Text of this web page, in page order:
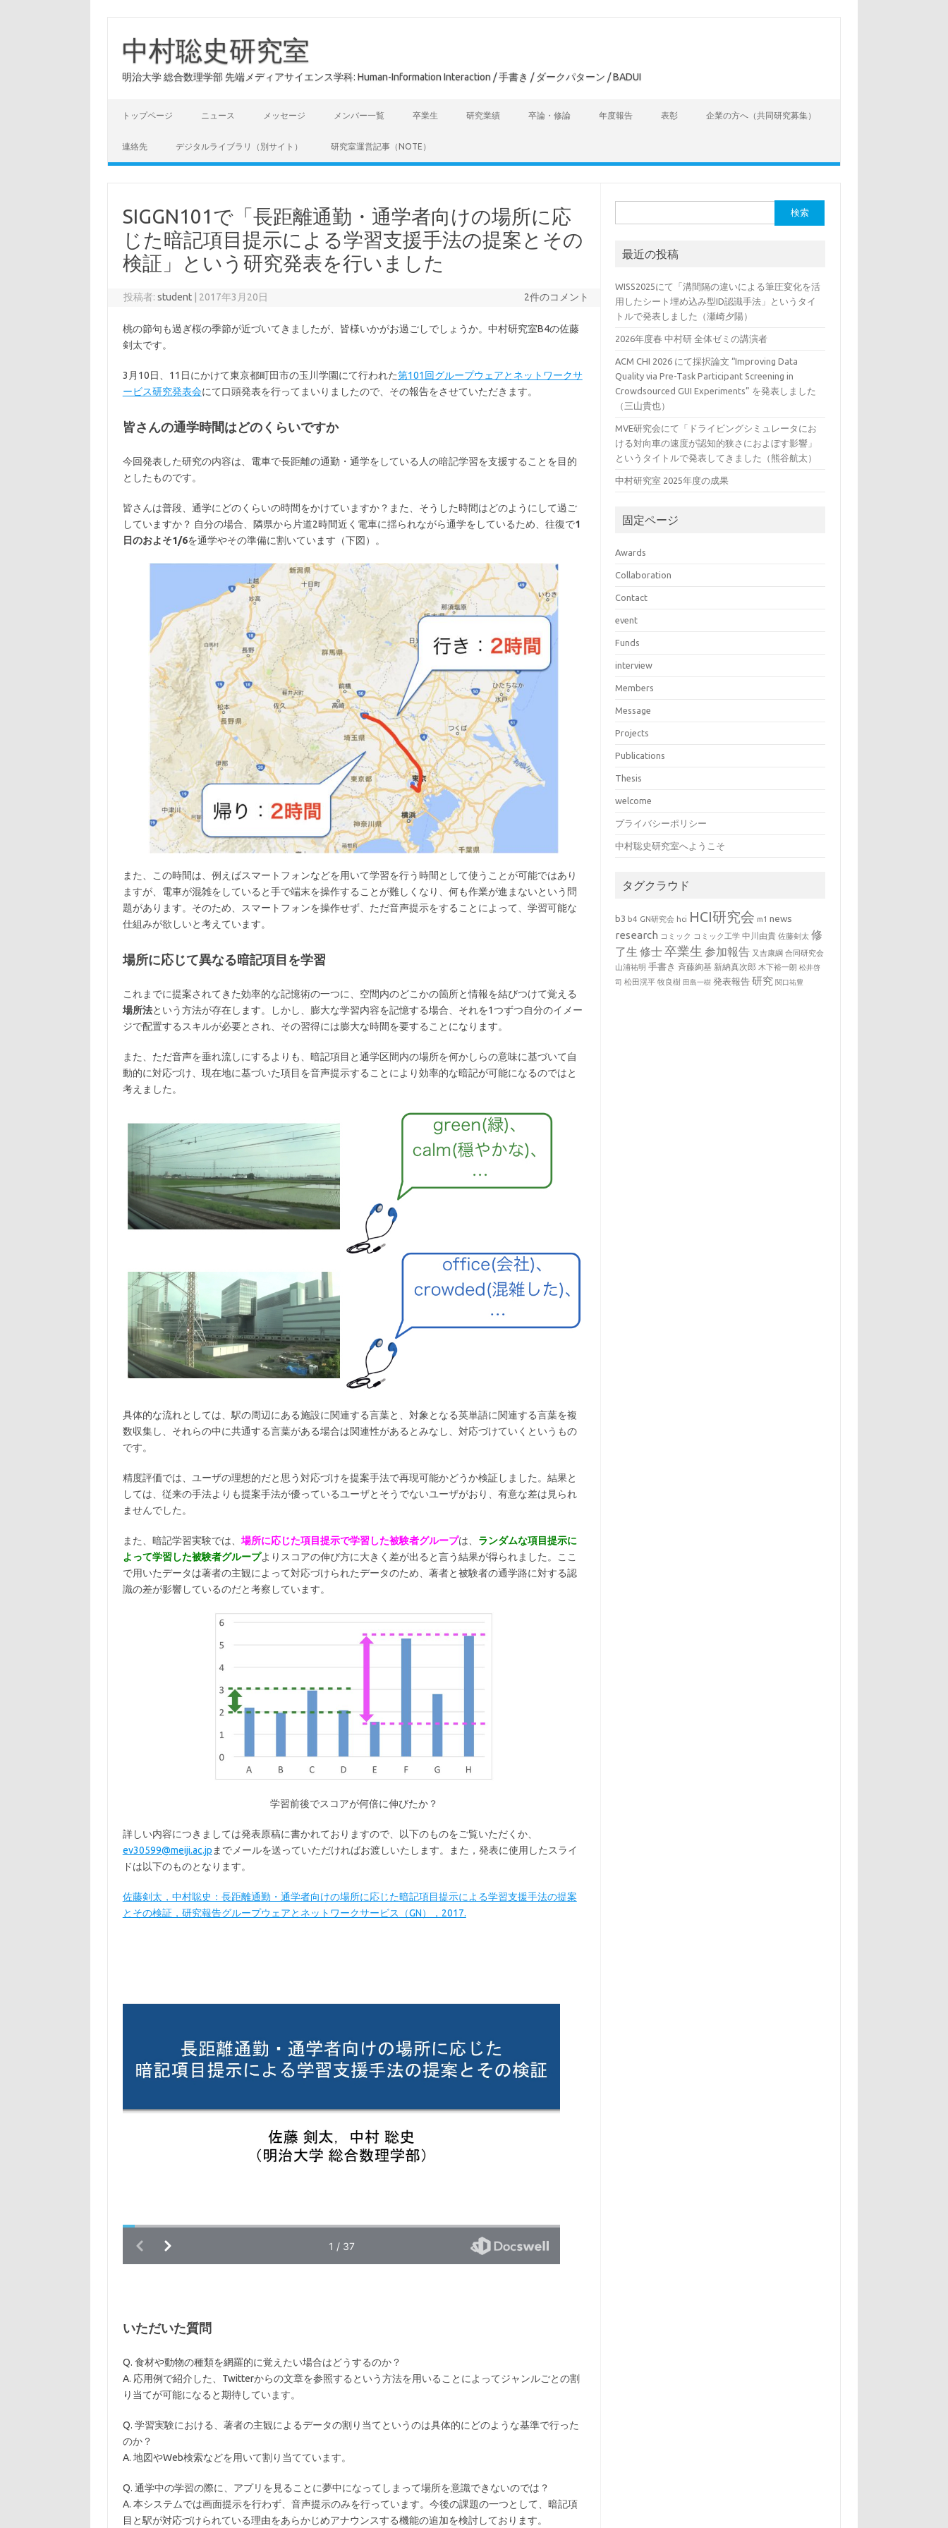
中村聡史研究室
明治大学 総合数理学部 先端メディアサイエンス学科: Human-Information Interaction / 手書き / ダークパターン / BADUI
トップページ ニュース メッセージ メンバー一覧 卒業生 研究業績 卒論・修論 年度報告 表彰 企業の方へ（共同研究募集）
連絡先 デジタルライブラリ（別サイト） 研究室運営記事（NOTE）
SIGGN101で「長距離通勤・通学者向けの場所に応
じた暗記項目提示による学習支援手法の提案とその
検証」という研究発表を行いました
投稿者:student 2017年3月20日 2件のコメント
桃の節句も過ぎ桜の季節が近づいてきましたが、皆様いかがお過ごしでしょうか。中村研究室B4の佐藤
剣太です。
3月10日、11日にかけて東京都町田市の玉川学園にて行われた第101回グループウェアとネットワークサ
ービス研究発表会にて口頭発表を行ってまいりましたので、その報告をさせていただきます。
皆さんの通学時間はどのくらいですか
今回発表した研究の内容は、電車で長距離の通勤・通学をしている人の暗記学習を支援することを目的
としたものです。
皆さんは普段、通学にどのくらいの時間をかけていますか？また、そうした時間はどのようにして過ご
していますか？ 自分の場合、隣県から片道2時間近く電車に揺られながら通学をしているため、往復で1
日のおよそ1/6を通学やその準備に割いています（下図）。
また、この時間は、例えばスマートフォンなどを用いて学習を行う時間として使うことが可能ではあり
ますが、電車が混雑をしていると手で端末を操作することが難しくなり、何も作業が進まないという問
題があります。そのため、スマートフォンを操作せず、ただ音声提示をすることによって、学習可能な
仕組みが欲しいと考えています。
場所に応じて異なる暗記項目を学習
これまでに提案されてきた効率的な記憶術の一つに、空間内のどこかの箇所と情報を結びつけて覚える
場所法という方法が存在します。しかし、膨大な学習内容を記憶する場合、それを1つずつ自分のイメー
ジで配置するスキルが必要とされ、その習得には膨大な時間を要することになります。
また、ただ音声を垂れ流しにするよりも、暗記項目と通学区間内の場所を何かしらの意味に基づいて自
動的に対応づけ、現在地に基づいた項目を音声提示することにより効率的な暗記が可能になるのではと
考えました。
具体的な流れとしては、駅の周辺にある施設に関連する言葉と、対象となる英単語に関連する言葉を複
数収集し、それらの中に共通する言葉がある場合は関連性があるとみなし、対応づけていくというもの
です。
精度評価では、ユーザの理想的だと思う対応づけを提案手法で再現可能かどうか検証しました。結果と
しては、従来の手法よりも提案手法が優っているユーザとそうでないユーザがおり、有意な差は見られ
ませんでした。
また、暗記学習実験では、 場所に応じた項目提示で学習した被験者グループは、 ランダムな項目提示に
よって学習した被験者グループよりスコアの伸び方に大きく差が出ると言う結果が得られました。ここ
で用いたデータは著者の主観によって対応づけられたデータのため、著者と被験者の通学路に対する認
識の差が影響しているのだと考察しています。
学習前後でスコアが何倍に伸びたか？
詳しい内容につきましては発表原稿に書かれておりますので、以下のものをご覧いただくか、
ev30599@meiji.ac.jpまでメールを送っていただければお渡しいたします。また，発表に使用したスライ
ドは以下のものとなります。
佐藤剣太，中村聡史：長距離通勤・通学者向けの場所に応じた暗記項目提示による学習支援手法の提案
とその検証，研究報告グループウェアとネットワークサービス（GN），2017.
いただいた質問
Q. 食材や動物の種類を網羅的に覚えたい場合はどうするのか？
A. 応用例で紹介した、Twitterからの文章を参照するという方法を用いることによってジャンルごとの割
り当てが可能になると期待しています。
Q. 学習実験における、著者の主観によるデータの割り当てというのは具体的にどのような基準で行った
のか？
A. 地図やWeb検索などを用いて割り当てています。
Q. 通学中の学習の際に、アプリを見ることに夢中になってしまって場所を意識できないのでは？
A. 本システムでは画面提示を行わず、音声提示のみを行っています。今後の課題の一つとして、暗記項
目と駅が対応づけられている理由をあらかじめアナウンスする機能の追加を検討しております。
索:
最近の投稿
WISS2025にて「溝間隔の違いによる筆圧変化を活
用したシート埋め込み型ID認識手法」というタイ
トルで発表しました（瀬崎夕陽）
2026年度春 中村研 全体ゼミの講演者
ACM CHI 2026 にて採択論文 “Improving Data
Quality via Pre-Task Participant Screening in
Crowdsourced GUI Experiments” を発表しました
（三山貴也）
MVE研究会にて「ドライビングシミュレータにお
ける対向車の速度が認知的狭さにおよぼす影響」
というタイトルで発表してきました（熊谷航太）
中村研究室 2025年度の成果
固定ページ
Awards
Collaboration
Contact
event
Funds
interview
Members
Message
Projects
Publications
Thesis
welcome
プライバシーポリシー
中村聡史研究室へようこそ
タグクラウド
b3 b4 GN研究会 hci HCI研究会 m1 news
research コミック コミック工学 中川由貴 佐藤剣太 修
了生 修士卒業生 参加報告 又吉康綱 合同研究会
山浦祐明 手書き 斉藤絢基 新納真次郎 木下裕一朗 松井啓
司 松田滉平 牧良樹 田島一樹 発表報告 研究 関口祐豊